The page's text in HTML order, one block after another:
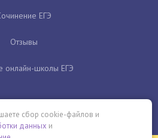
ЕГЭ
Отзывы
онлайн-школы ЕГЭ
сбор cookie-файлов и
данных и